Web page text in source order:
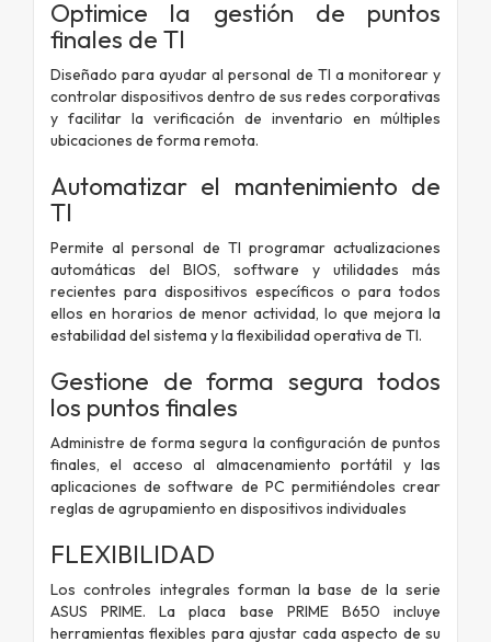
Optimice la gestión de puntos
finales de TI
Diseñado para ayudar al personal de TI a monitorear y
controlar dispositivos dentro de sus redes corporativas
y facilitar la verificación de inventario en múltiples
ubicaciones de forma remota.
Automatizar el mantenimiento de
TI
Permite al personal de TI programar actualizaciones
automáticas del BIOS, software y utilidades más
recientes para dispositivos específicos o para todos
ellos en horarios de menor actividad, lo que mejora la
estabilidad del sistema y la flexibilidad operativa de TI.
Gestione de forma segura todos
los puntos finales
Administre de forma segura la configuración de puntos
finales, el acceso al almacenamiento portátil y las
aplicaciones de software de PC permitiéndoles crear
reglas de agrupamiento en dispositivos individuales
FLEXIBILIDAD
Los controles integrales forman la base de la serie
ASUS PRIME. La placa base PRIME B650 incluye
herramientas flexibles para ajustar cada aspecto de su